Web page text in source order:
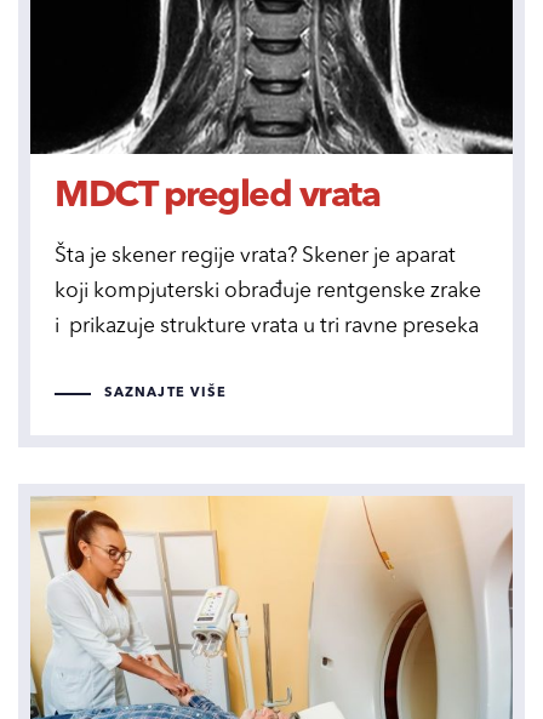
MDCT pregled vrata
Šta je skener regije vrata? Skener je aparat
koji kompjuterski obrađuje rentgenske zrake
i prikazuje strukture vrata u tri ravne preseka
SAZNAJTE VIŠE